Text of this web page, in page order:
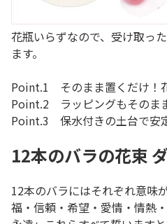
花瓶いらずなので、受け取っ
ます。
Point.1 そのまま置くだけ！
Point.2 ラッピングもそのま
Point.3 保水付きの土台で安
12本のバラの花束
12本のバラにはそれぞれ意味
福・信頼・希望・愛情・情熱